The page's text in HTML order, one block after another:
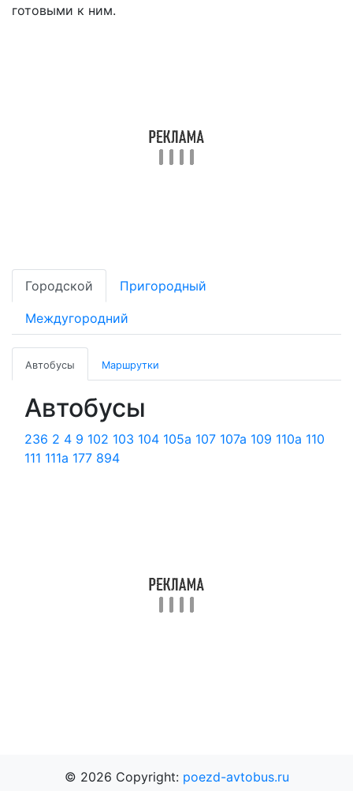
готовыми к ним.
Городской Пригородный
Междугородний
Автобусы Маршрутки
Автобусы
236 2 4 9 102 103 104 105а 107 107а 109 110а 110
111 111а 177 894
© 2026 Copyright: poezd-avtobus.ru